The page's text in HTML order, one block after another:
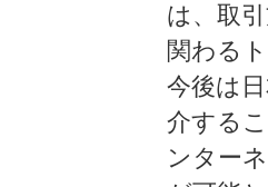
は、取
関わる
今後は
介する
ンター